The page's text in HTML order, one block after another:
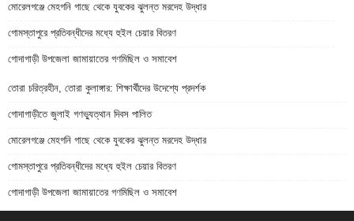
মোরেলগঞ্জে মেহগনি গাছে থেকে যুবকের ঝুলন্ত মরদেহ উদ্ধার
গোমস্তাপুরে প্রতিবন্ধীদের মধ্যে হুইল চেয়ার বিতরণ
গোদাগাড়ী উপজেলা জামায়াতের গণমিছিল ও সমাবেশ
তোরা চরিত্রহীন, তোরা কুলাঙ্গার: শিক্ষার্থীদের উদেশ্যে প্রদর্শক
গোদাগাড়ীতে জুলাই গণভ্যুত্থান দিবস পালিত
মোরেলগঞ্জে মেহগনি গাছে থেকে যুবকের ঝুলন্ত মরদেহ উদ্ধার
গোমস্তাপুরে প্রতিবন্ধীদের মধ্যে হুইল চেয়ার বিতরণ
গোদাগাড়ী উপজেলা জামায়াতের গণমিছিল ও সমাবেশ